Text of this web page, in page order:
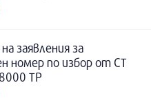
заявления за
номер по избор от СТ
ТР